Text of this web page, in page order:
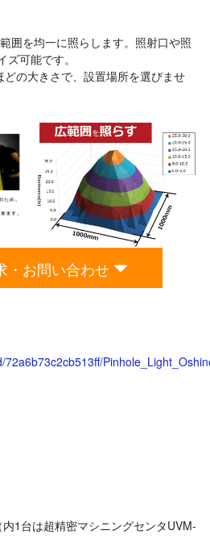
囲を均一に照らします。照射口や照
可能です。
の大きさで、設置場所を選びませ
・お問い合わせ
72a6b73c2cb513ff/
1台は超精密マシニングセンタUVM-